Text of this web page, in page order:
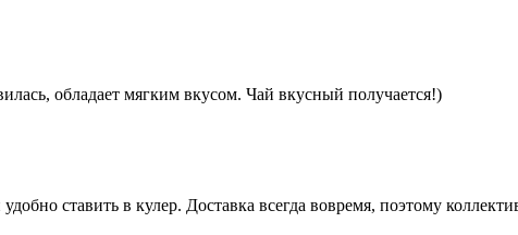
обладает мягким вкусом. Чай вкусный получается!)
ставить в кулер. Доставка всегда вовремя, поэтому